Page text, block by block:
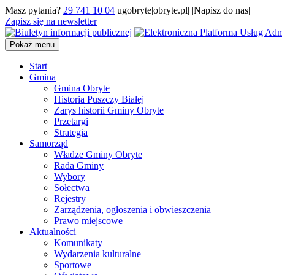
Masz pytania? 29 741 10 04 ugobryte|obryte.pl| |Napisz do nas|
Zapisz się na newsletter
Pokaż menu
Start
Gmina
Gmina Obryte
Historia Puszczy Białej
Zarys historii Gminy Obryte
Przetargi
Strategia
Samorząd
Władze Gminy Obryte
Rada Gminy
Wybory
Sołectwa
Rejestry
Zarządzenia, ogłoszenia i obwieszczenia
Prawo miejscowe
Aktualności
Komunikaty
Wydarzenia kulturalne
Sportowe